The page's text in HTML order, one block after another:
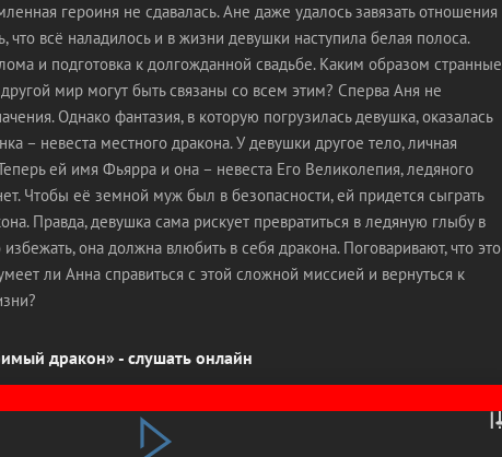
героиня не сдавалась. Ане даже удалось завязать отношения
всё наладилось и в жизни девушки наступила белая полоса.
и подготовка к долгожданной свадьбе. Каким образом странные
мир могут быть связаны со всем этим? Сперва Аня не
Однако фантазия, в которую погрузилась девушка, оказалась
– невеста местного дракона. У девушки другое тело, личная
ей имя Фьярра и она – невеста Его Великолепия, ледяного
Чтобы её земной муж был в безопасности, ей придется сыграть
Правда, девушка сама рискует превратиться в ледяную глыбу в
она должна влюбить в себя дракона. Поговаривают, что это
ли Анна справиться с этой сложной миссией и вернуться к
дракон» - слушать онлайн